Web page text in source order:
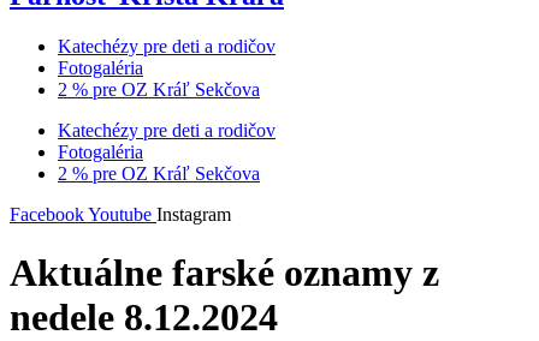
Katechézy pre deti a rodičov
Fotogaléria
2 % pre OZ Kráľ Sekčova
Katechézy pre deti a rodičov
Fotogaléria
2 % pre OZ Kráľ Sekčova
FacebookYoutube Instagram
Aktuálne farské oznamy z
nedele 8.12.2024